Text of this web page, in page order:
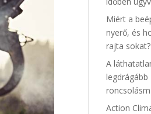
Miért a
nyerő, és
rajta sokat?
A
Action